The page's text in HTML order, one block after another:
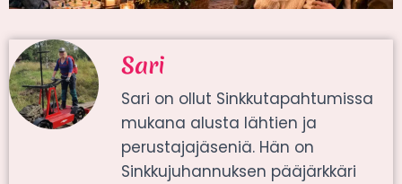
Sari
Sari on ollut Sinkkutapahtumissa
mukana alusta lähtien ja
perustajajäseniä. Hän on
Sinkkujuhannuksen pääjärkkäri